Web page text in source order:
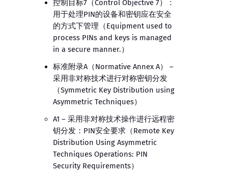
控制目标7（Control Objective 7）：
用于处理PIN的设备和密钥应在安全
的方式下管理（Equipment used to
process PINs and keys is managed
in a secure manner.）
标准附录A（Normative Annex A） –
采用非对称技术进行对称密钥分发
（Symmetric Key Distribution using
Asymmetric Techniques）
A1 – 采用非对称技术操作进行远程密
钥分发：PIN安全要求（Remote Key
Distribution Using Asymmetric
Techniques Operations: PIN
Security Requirements）